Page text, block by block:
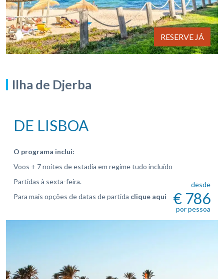
RESERVE JÁ
Ilha de Djerba
DE LISBOA
O programa inclui:
Voos + 7 noites de estadia em regime tudo incluído
Partidas à sexta-feira.
Para mais opções de datas de partida clique aqui
desde
€ 786
por pessoa